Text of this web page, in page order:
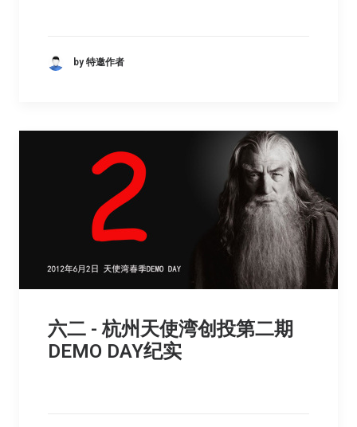
by 特邀作者
六二 - 杭州天使湾创投第二期
DEMO DAY纪实